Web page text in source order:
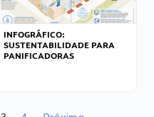
INFOGRÁFICO:
SUSTENTABILIDADE PARA
PANIFICADORAS